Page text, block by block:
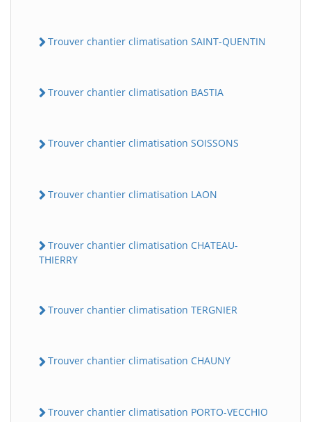
Trouver chantier climatisation SAINT-QUENTIN
Trouver chantier climatisation BASTIA
Trouver chantier climatisation SOISSONS
Trouver chantier climatisation LAON
Trouver chantier climatisation CHATEAU-
THIERRY
Trouver chantier climatisation TERGNIER
Trouver chantier climatisation CHAUNY
Trouver chantier climatisation PORTO-VECCHIO